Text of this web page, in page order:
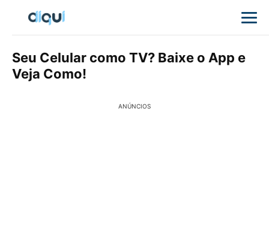
Seu Celular como TV? Baixe o App e
Veja Como!
ANÚNCIOS